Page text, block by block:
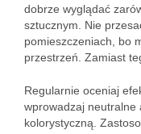
dobrze wyglądać
sztucznym. Nie
pomieszczeniach, bo
przestrzeń. Zamiast
Regularnie oceniaj
wprowadzaj neutralne
kolorystyczną.